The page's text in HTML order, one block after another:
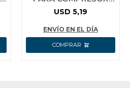
10M WADFOW
USD 5,19
ENVÍO EN EL DÍA